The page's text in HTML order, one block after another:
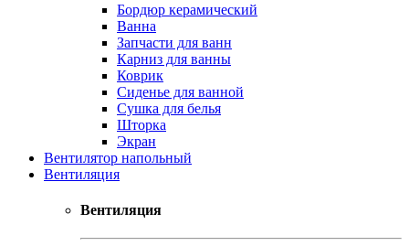
Бордюр керамический
Ванна
Запчасти для ванн
Карниз для ванны
Коврик
Сиденье для ванной
Сушка для белья
Шторка
Экран
Вентилятор напольный
Вентиляция
Вентиляция